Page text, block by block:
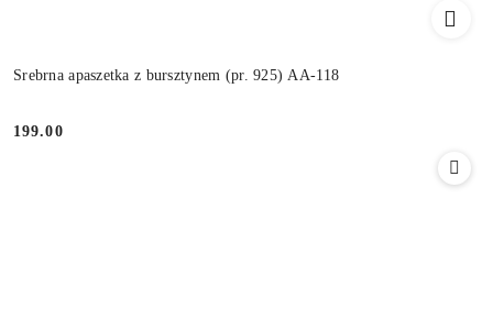
Srebrna apaszetka z bursztynem (pr. 925) AA-118
Cena:
199.00